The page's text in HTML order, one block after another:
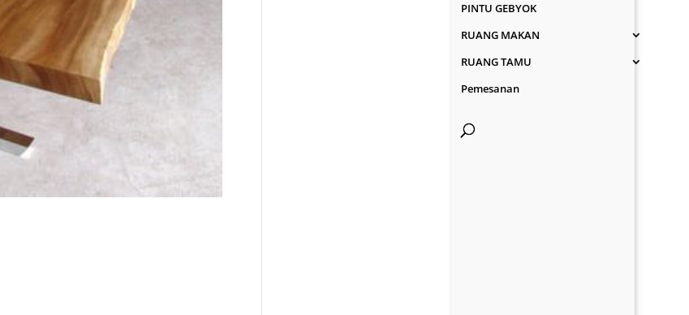
PINTU GEBYOK
RUANG MAKAN
RUANG TAMU
Pemesanan